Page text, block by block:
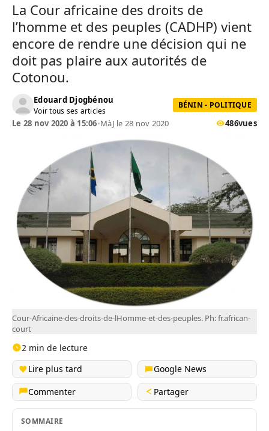
La Cour africaine des droits de
l’homme et des peuples (CADHP) vient
encore de rendre une décision qui ne
doit pas plaire aux autorités de
Cotonou.
Edouard Djogbénou
Voir tous ses articles
BÉNIN - POLITIQUE
Le 28 nov 2020 à 15:06•MàJ le 28 nov 2020 486vues
Cour-Africaine-des-droits-de-lHomme-et-des-peuples. Ph: fr.african-
court
2 min de lecture
Lire plus tard
Google News
Commenter
Partager
SOMMAIRE